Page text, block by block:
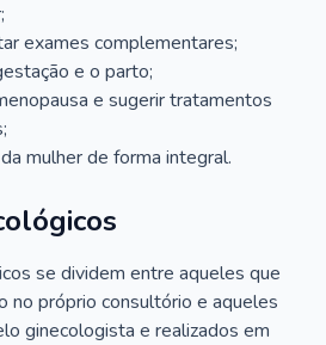
exames complementares;
e o parto;
e sugerir tratamentos
mulher de forma integral.
se dividem entre aqueles que
no próprio consultório e aqueles
ginecologista e realizados em